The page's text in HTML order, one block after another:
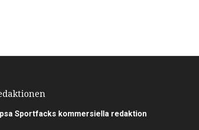
Sportfacks kommersiella redaktion